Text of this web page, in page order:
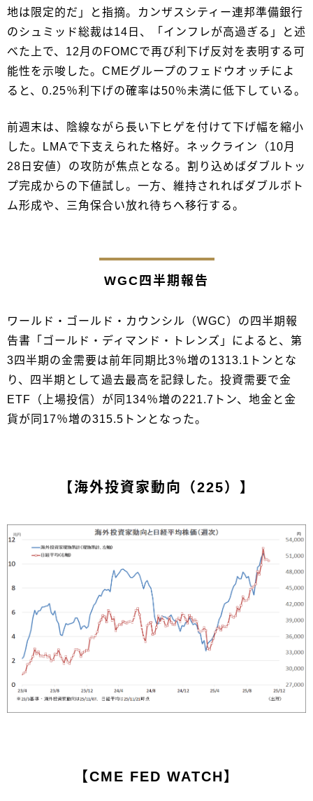
地は限定的だ」と指摘。カンザスシティー連邦準備銀行
のシュミッド総裁は14日、「インフレが高過ぎる」と述
べた上で、12月のFOMCで再び利下げ反対を表明する可
能性を示唆した。CMEグループのフェドウオッチによ
ると、0.25％利下げの確率は50％未満に低下している。
前週末は、陰線ながら長い下ヒゲを付けて下げ幅を縮小
した。LMAで下支えられた格好。ネックライン（10月
28日安値）の攻防が焦点となる。割り込めばダブルトッ
プ完成からの下値試し。一方、維持されればダブルボト
ム形成や、三角保合い放れ待ちへ移行する。
WGC四半期報告
ワールド・ゴールド・カウンシル（WGC）の四半期報
告書「ゴールド・ディマンド・トレンズ」によると、第
3四半期の金需要は前年同期比3％増の1313.1トンとな
り、四半期として過去最高を記録した。投資需要で金
ETF（上場投信）が同134％増の221.7トン、地金と金
貨が同17％増の315.5トンとなった。
【海外投資家動向（225）】
【CME FED WATCH】